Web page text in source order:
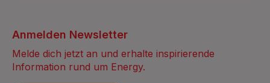
Anmelden Newsletter
Melde dich jetzt an und erhalte inspirierende
Information rund um Energy.